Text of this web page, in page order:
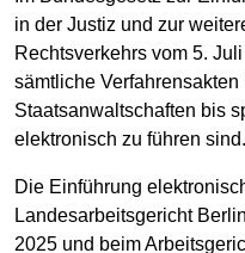
in der Justiz und zur
Rechtsverkehrs vom 5.
sämtliche Verfahrensakten
Staatsanwaltschaften bis
elektronisch zu führen sind.
Die Einführung
Landesarbeitsgericht
2025 und beim